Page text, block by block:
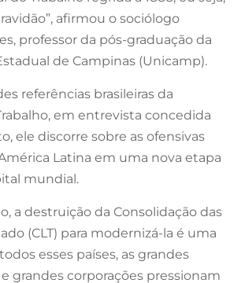
afirmou o sociólogo
professor da pós-graduação da
de Campinas (Unicamp).
referências brasileiras da
em entrevista concedida
ele discorre sobre as ofensivas
Latina em uma nova etapa
mundial.
a destruição da Consolidação das
(CLT) para modernizá-la é uma
esses países, as grandes
grandes corporações pressionam